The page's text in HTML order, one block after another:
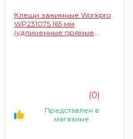
Клещи зажимные Workpro
WP231075 165 мм
(удлиненные прямые
(0)
Представлен в
магазине